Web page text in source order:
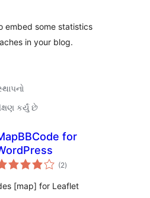
embed some statistics
in your blog.
કર્યું છે
for
(2કુલ
રેટિંગ્સ
)
[map] for Leaflet